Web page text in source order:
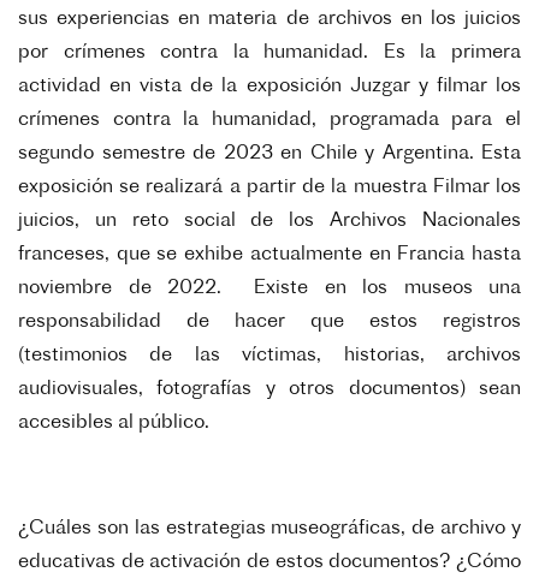
sus experiencias en materia de archivos en los juicios
por crímenes contra la humanidad. Es la primera
actividad en vista de la exposición Juzgar y filmar los
crímenes contra la humanidad, programada para el
segundo semestre de 2023 en Chile y Argentina. Esta
exposición se realizará a partir de la muestra Filmar los
juicios, un reto social de los Archivos Nacionales
franceses, que se exhibe actualmente en Francia hasta
noviembre de 2022. Existe en los museos una
responsabilidad de hacer que estos registros
(testimonios de las víctimas, historias, archivos
audiovisuales, fotografías y otros documentos) sean
accesibles al público.
¿Cuáles son las estrategias museográficas, de archivo y
educativas de activación de estos documentos? ¿Cómo